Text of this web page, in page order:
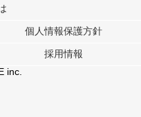
に合わせたコンテンツや広告の
ナーに提供しています。
ートナーに提供した他の情報や、
たときに収集した他の情報を組み
個人情報保護方針
採用情報
inc.